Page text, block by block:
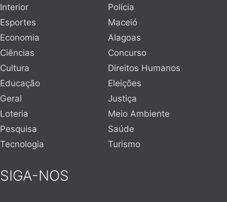
Interior
Polícia
Esportes
Maceió
Economia
Alagoas
Ciências
Concurso
Cultura
Direitos Humanos
Educação
Eleições
Geral
Justiça
Loteria
Meio Ambiente
Pesquisa
Saúde
Tecnologia
Turismo
SIGA-NOS